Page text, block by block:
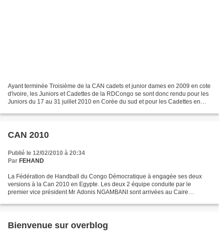
Ayant terminée Troisième de la CAN cadets et junior dames en 2009 en cote
d'ivoire, les Juniors et Cadettes de la RDCongo se sont donc rendu pour les
Juniors du 17 au 31 juillet 2010 en Corée du sud et pour les Cadettes en
CAN 2010
Publié le 12/02/2010 à 20:34
Par FEHAND
La Fédération de Handball du Congo Démocratique à engagée ses deux
versions à la Can 2010 en Egypte. Les deux 2 équipe conduite par le
premier vice président Mr Adonis NGAMBANI sont arrivées au Caire
Bienvenue sur overblog